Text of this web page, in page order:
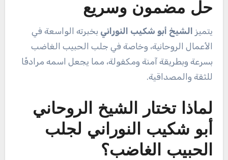
حل مضمون وسريع
يتميز الشيخ أبو شكيب النوراني بخبرته الواسعة في
الأعمال الروحانية، وخاصة في جلب الحبيب الغاضب
بسرعة وبطريقة آمنة ومكفولة، مما يجعل اسمه مرادفًا
للثقة والمصداقية.
لماذا تختار الشيخ الروحاني
أبو شكيب النوراني لجلب
الحبيب الغاضب؟